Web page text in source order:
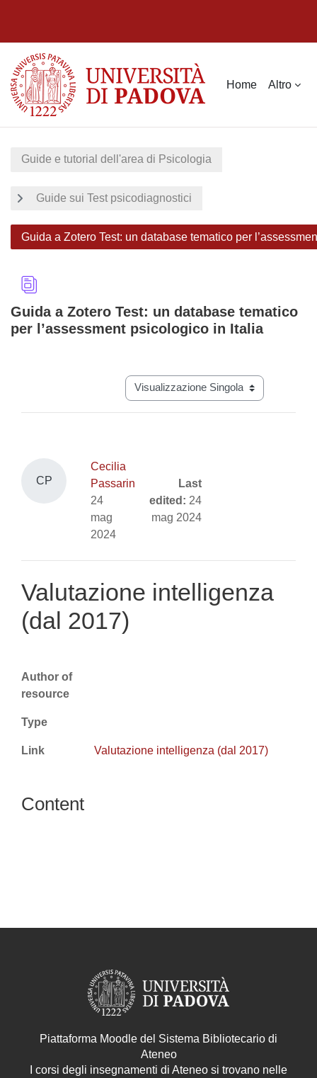
Home Altro
Guide e tutorial dell'area di Psicologia
Guide sui Test psicodiagnostici
Guida a Zotero Test: un database tematico per
Guida a Zotero Test: un database tematico
per l’assessment psicologico in Italia
Navigazione terziaria modalità
CP
Cecilia
Passarin
24
mag
2024
Last
edited: 24
mag 2024
Valutazione intelligenza
(dal 2017)
Author of
resource
Type
Link Valutazione intelligenza (dal 2017)
Content
Piattaforma Moodle del Sistema Bibliotecario di
Ateneo
I corsi degli insegnamenti di Ateneo si trovano nelle